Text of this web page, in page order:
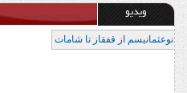
ویدیو